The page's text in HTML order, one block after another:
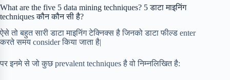
What are the five 5 data mining techniques? 5 डाटा माइनिंग
techniques कौन कौन सी है?
ऐसे तो बहुत सारी डाटा माइनिंग टेक्निक्स है जिनको डाटा फील्ड enter
करते समय consider किया जाता है|
पर इनमे से जो कुछ prevalent techniques है वो निम्नलिखित है: